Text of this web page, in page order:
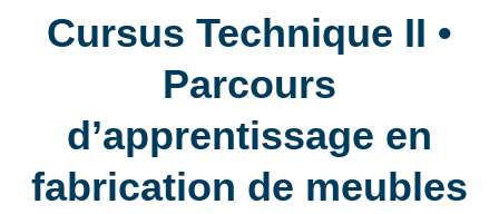
Cursus Technique II •
Parcours
d’apprentissage en
fabrication de meubles